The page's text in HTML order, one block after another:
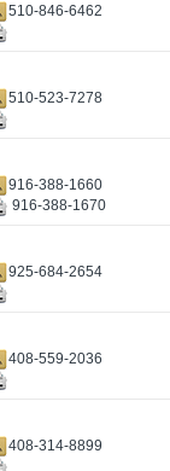
510-846-6462
510-523-7278
916-388-1660
916-388-1670
925-684-2654
408-559-2036
408-314-8899